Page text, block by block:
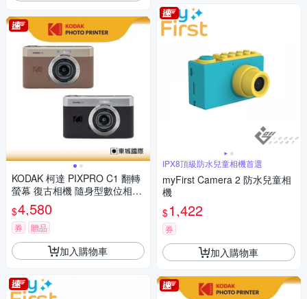
KODAK 柯達 PIXPRO C1 翻轉
螢幕 復古相機 隨身型數位相機
+ 32G記憶卡組
$4,580
券 贈品
加入購物車
IPX8頂級防水兒童相機首選
myFirst Camera 2 防水兒童相
機
$1,422
券
加入購物車